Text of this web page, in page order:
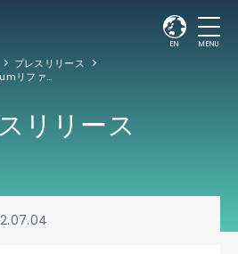
EN MENU
プレスリリース
IDPFのEPUB3ビューワ「Readiumリファレンス・プラットフォーム」に、ACCESS「NetFront
リリース